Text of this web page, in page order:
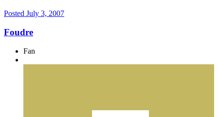
Posted July 3, 2007
Foudre
Fan